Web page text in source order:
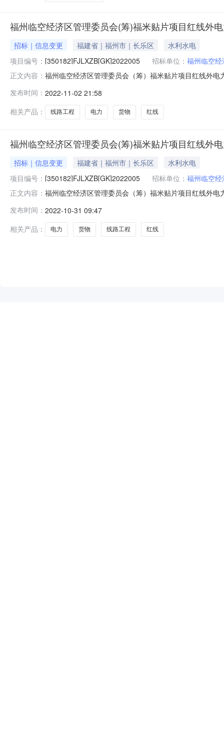
福州临空经济区管理委员会(筹)福米贴片项目红线外
招标｜信息变更 福建省｜福州市｜长乐区
水利水电
项目编号： [350182]FJLXZB[GK]2022005 招标单位： 福州临空
正文内容： 福州临空经济区管理委员会（筹）福米贴片项目红线外
米贴片项目红线外电力线路工程（甲供材料）货物类采
避免人群聚集引
发布时间： 2022-11-02 21:58
相关产品：
线路工程 电力 货物 红线
福州临空经济区管理委员会(筹)福米贴片项目红线外
招标｜信息变更 福建省｜福州市｜长乐区
水利水电
项目编号： [350182]FJLXZB[GK]2022005 招标单位： 福州临空
正文内容： 福州临空经济区管理委员会（筹）福米贴片项目红线外
月09日二、更正信息合同包1更正事项：采购公告更正原
更正内容：原招标公告“五、提交投标文件
发布时间： 2022-10-31 09:47
相关产品：
电力 货物 线路工程 红线